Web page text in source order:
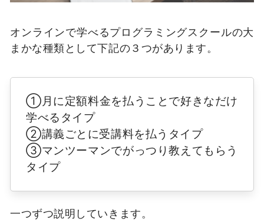
オンラインで学べるプログラミングスクールの大
まかな種類として下記の３つがあります。
①月に定額料金を払うことで好きなだけ
学べるタイプ
②講義ごとに受講料を払うタイプ
③マンツーマンでがっつり教えてもらう
タイプ
一つずつ説明していきます。